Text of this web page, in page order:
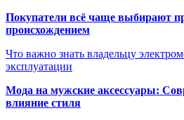
Покупатели всё чаще выбирают
происхождением
Что важно знать владельцу
эксплуатации
Мода на мужские аксессуары:
влияние стиля